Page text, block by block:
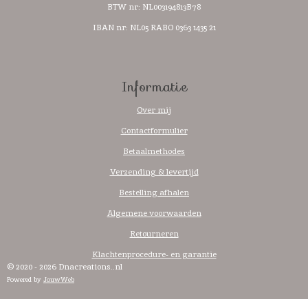
BTW nr: NL003194813B78
IBAN nr: NL05 RABO 0363 1435 21
Informatie
Over mij
Contactformulier
Betaalmethodes
Verzending & levertijd
Bestelling afhalen
Algemene voorwaarden
Retourneren
Klachtenprocedure- en garantie
© 2020 - 2026 Dnacreations..nl
Powered by JouwWeb